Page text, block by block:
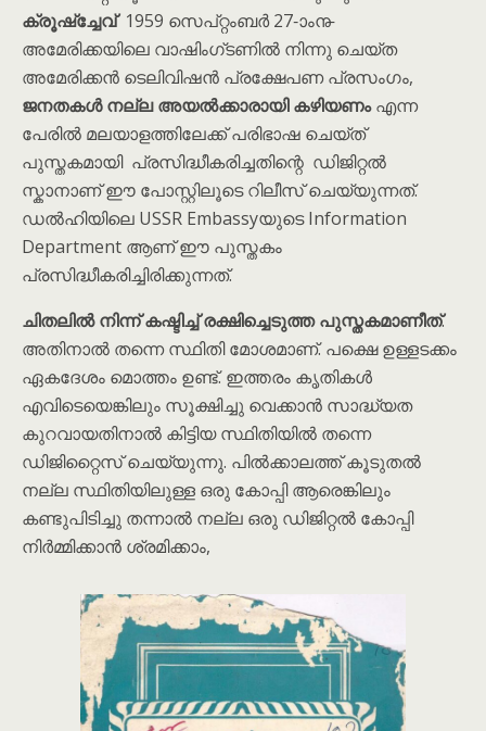
ക്രൂഷ്ച്ചേവ് 1959 സെപ്റ്റംബർ 27-ാം൹
അമേരിക്കയിലെ വാഷിംഗ്ടണിൽ നിന്നു ചെയ്ത
അമേരിക്കൻ ടെലിവിഷൻ പ്രക്ഷേപണ പ്രസംഗം,
ജനതകൾ നല്ല അയൽക്കാരായി കഴിയണംഎന്ന
പേരിൽ മലയാളത്തിലേക്ക് പരിഭാഷ ചെയ്ത്
പുസ്തകമായി പ്രസിദ്ധീകരിച്ചതിന്റെ ഡിജിറ്റൽ
സ്കാനാണ് ഈ പോസ്റ്റിലൂടെ റിലീസ് ചെയ്യുന്നത്.
ഡൽഹിയിലെ USSR Embassyയുടെ Information
Department ആണ് ഈ പുസ്തകം
പ്രസിദ്ധീകരിച്ചിരിക്കുന്നത്.
ചിതലിൽ നിന്ന് കഷ്ടിച്ച് രക്ഷിച്ചെടുത്ത പുസ്തകമാണീത്.
അതിനാൽ തന്നെ സ്ഥിതി മോശമാണ്. പക്ഷെ ഉള്ളടക്കം
ഏകദേശം മൊത്തം ഉണ്ട്. ഇത്തരം കൃതികൾ
എവിടെയെങ്കിലും സൂക്ഷിച്ചു വെക്കാൻ സാദ്ധ്യത
കുറവായതിനാൽ കിട്ടിയ സ്ഥിതിയിൽ തന്നെ
ഡിജിറ്റൈസ് ചെയ്യുന്നു. പിൽക്കാലത്ത് കൂടുതൽ
നല്ല സ്ഥിതിയിലുള്ള ഒരു കോപ്പി ആരെങ്കിലും
കണ്ടുപിടിച്ചു തന്നാൽ നല്ല ഒരു ഡിജിറ്റൽ കോപ്പി
നിർമ്മിക്കാൻ ശ്രമിക്കാം,